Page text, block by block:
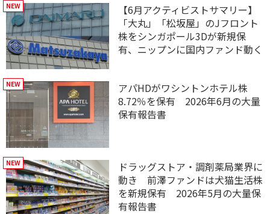
【6月アクティビストサマリー】
「大丸」「松坂屋」のJフロント
株をシンガポール3Dが新規保
有、ニップンに国内ファンド動く
アパHDがワシントンホテル株
8.72％を保有 2026年6月の大量
保有報告書
ドラッグストア・調剤薬局業界に
動き 前澤ファンドは犬猫生活株
を新規保有 2026年5月の大量保
有報告書